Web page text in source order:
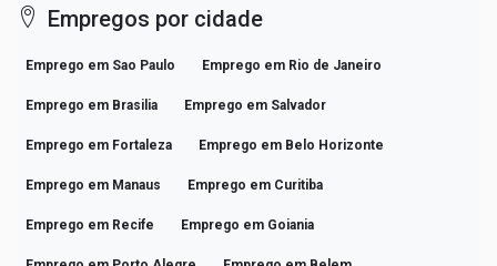
Empregos por cidade
Emprego em Sao Paulo Emprego em Rio de Janeiro
Emprego em Brasilia Emprego em Salvador
Emprego em Fortaleza Emprego em Belo Horizonte
Emprego em Manaus Emprego em Curitiba
Emprego em Recife Emprego em Goiania